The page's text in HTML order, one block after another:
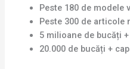
Peste 180 de modele
Peste 300 de articole
5 milioane de bucăți
20.000 de bucăți +